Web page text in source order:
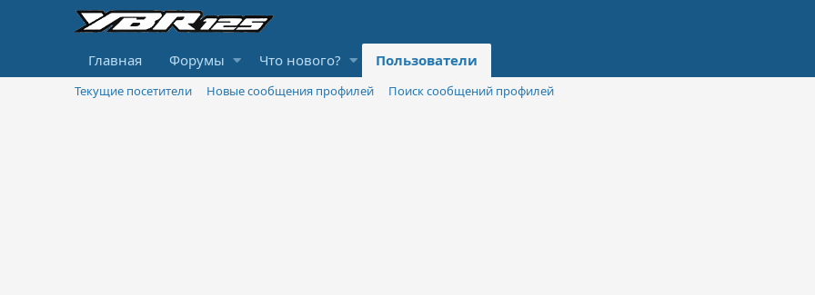
Главная Форумы Что нового? Пользователи
Текущие посетители Новые сообщения профилей Поиск сообщений профилей